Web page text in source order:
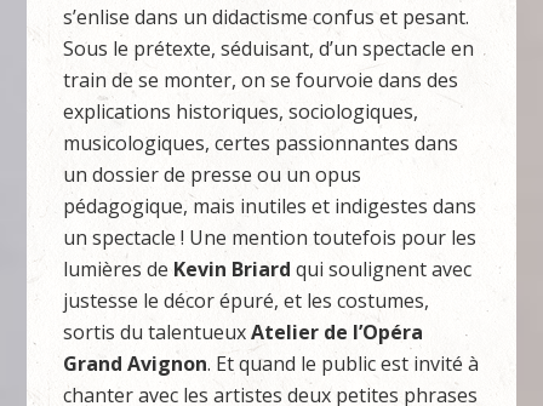
s’enlise dans un didactisme confus et pesant.
Sous le prétexte, séduisant, d’un spectacle en
train de se monter, on se fourvoie dans des
explications historiques, sociologiques,
musicologiques, certes passionnantes dans
un dossier de presse ou un opus
pédagogique, mais inutiles et indigestes dans
un spectacle ! Une mention toutefois pour les
lumières deKevin Briard qui soulignent avec
justesse le décor épuré, et les costumes,
sortis du talentueuxAtelier de l’Opéra
Grand Avignon. Et quand le public est invité à
chanter avec les artistes deux petites phrases